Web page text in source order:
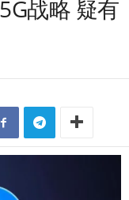
战略 疑有